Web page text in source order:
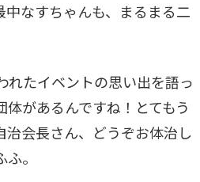
なすちゃんも、まるまる二
れたイベントの思い出を語っ
があるんですね！とてもう
会長さん、どうぞお体治し
。